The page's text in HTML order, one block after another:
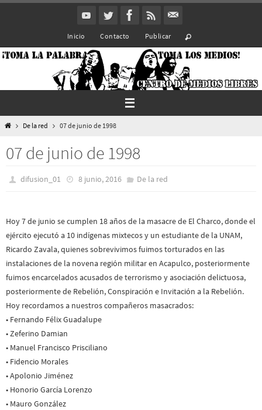
Inicio Contacto Publicar
InicioDe la red 07 de junio de 1998
07 de junio de 1998
difusion_01 8 junio, 2016 De la red
Hoy 7 de junio se cumplen 18 años de la masacre de El Charco, donde el
ejército ejecutó a 10 indígenas mixtecos y un estudiante de la UNAM,
Ricardo Zavala, quienes sobrevivimos fuimos torturados en las
instalaciones de la novena región militar en Acapulco, posteriormente
fuimos encarcelados acusados de terrorismo y asociación delictuosa,
posteriormente de Rebelión, Conspiración e Invitación a la Rebelión.
Hoy recordamos a nuestros compañeros masacrados:
• Fernando Félix Guadalupe
• Zeferino Damian
• Manuel Francisco Prisciliano
• Fidencio Morales
• Apolonio Jiménez
• Honorio García Lorenzo
• Mauro González